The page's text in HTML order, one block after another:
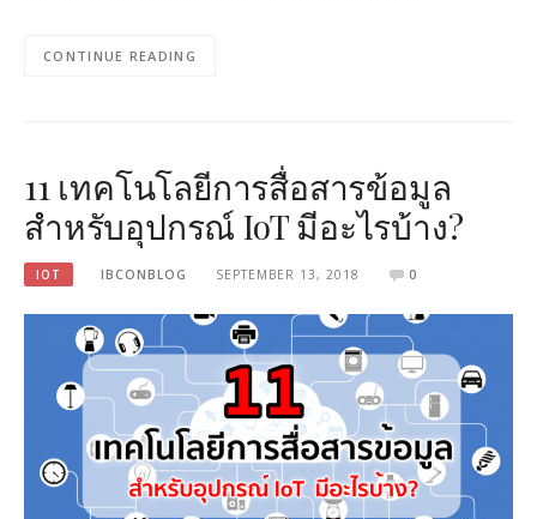
CONTINUE READING
11 เทคโนโลยีการสื่อสารข้อมูล
สำหรับอุปกรณ์ IoT มีอะไรบ้าง?
IOT IBCONBLOG SEPTEMBER 13, 2018 0